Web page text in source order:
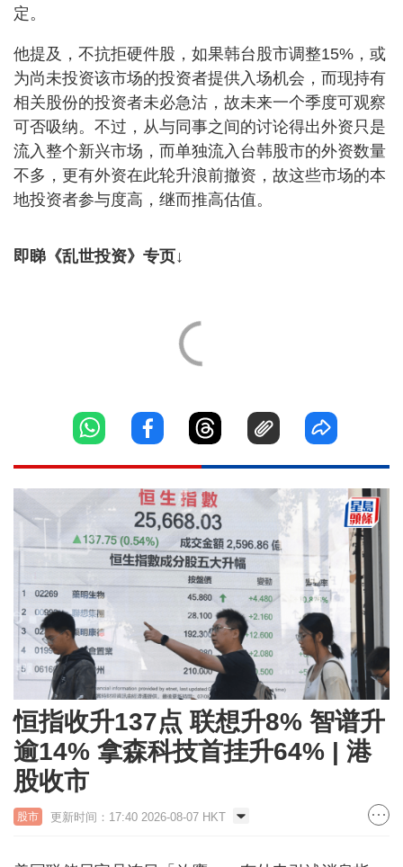
定。
他提及，不抗拒硬件股，如果韩台股市调整15%，或
为尚未投资该市场的投资者提供入场机会，而现持有
相关股份的投资者未必急沽，故未来一个季度可观察
可否吸纳。不过，从与同事之间的讨论得出外资只是
流入整个新兴市场，而单独流入台韩股市的外资数量
不多，更有外资在此轮升浪前撤资，故这些市场的本
地投资者参与度高，继而推高估值。
即睇《乱世投资》专页↓
恒指收升137点 联想升8% 智谱升
逾14% 拿森科技首挂升64% | 港
股收市
股市 更新时间：17:40 2026-08-07 HKT